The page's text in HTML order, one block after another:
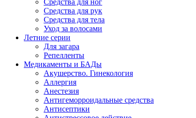
Средства для ног
Средства для рук
Средства для тела
Уход за волосами
Летние серии
Для загара
Репелленты
Медикаменты и БАДы
Акушерство. Гинекология
Аллергия
Анестезия
Антигеморроидальные средства
Антисептики